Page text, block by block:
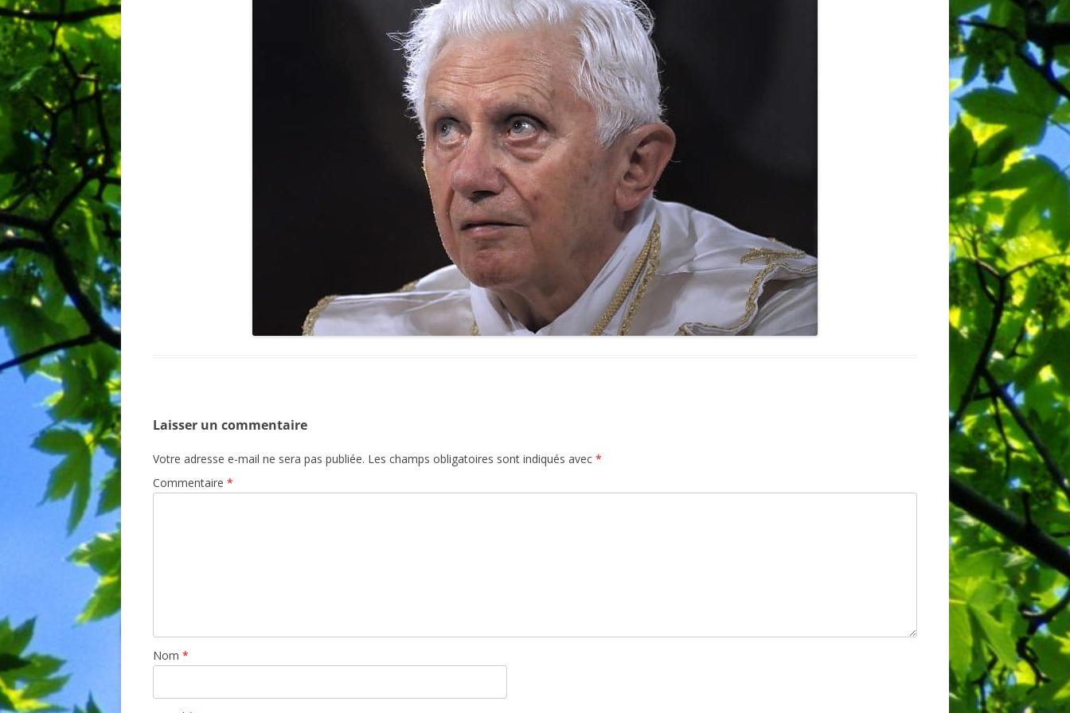
ENTRETIEN AVEC
PSYCHOLOGIES.COM
CITATIONS
REVUE DE PRESSE
BIBLIOGRAPHIE
BIBLIOGRAPHIE
Laisser un commentaire
Votre adresse e-mail ne sera pas publiée. Les champs obligatoires sont indiqués avec *
Commentaire *
Nom *